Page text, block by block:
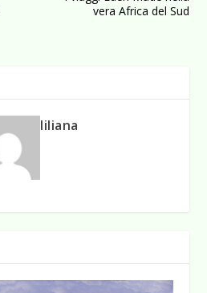
vera Africa del Sud
liliana